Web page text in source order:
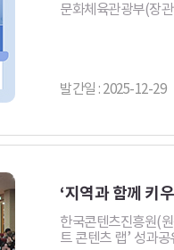
문화체육관광부(장
발간일 : 2025-12-29
‘지역과 함께 키
한국콘텐츠진흥원(
트 콘텐츠 랩’ 성과